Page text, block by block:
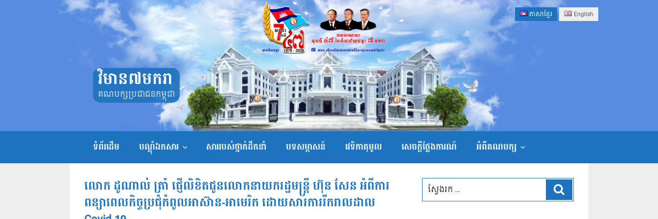
ភាសាខ្មែរ English
វិមាន៧មករា
គណបក្សប្រជាជនកម្ពុជា
ទំព័រដើម បណ្តុំឯកសារ សាររបស់ថ្នាក់ដឹកនាំ បទសម្ភាសន៍ វេទិកាតុមូល សេចក្ដីថ្លែងការណ៍ អំពីគណបក្ស
លោក ដូណាល់ ត្រាំ ផ្ញើលិខិតជូនលោកនាយករដ្ឋមន្ត្រី ហ៊ុន សែន អំពីការ
ពន្យាពេល​កិច្ច​ប្រជុំកំពូលអាស៊ាន-អាមេរិក ដោយសារការរីករាលដាល